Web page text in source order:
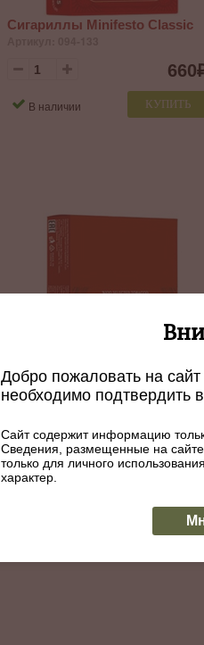
Сигариллы Minifesto Classic
660
КУПИТЬ
В наличии
Сигариллы Minifesto Caramel
Артикул: 085-133
КУПИТЬ
В наличии
Добро пожаловать на
необходимо подтвердить
Сайт содержит информацию
Сведения, размещенные на
только для личного
характер.